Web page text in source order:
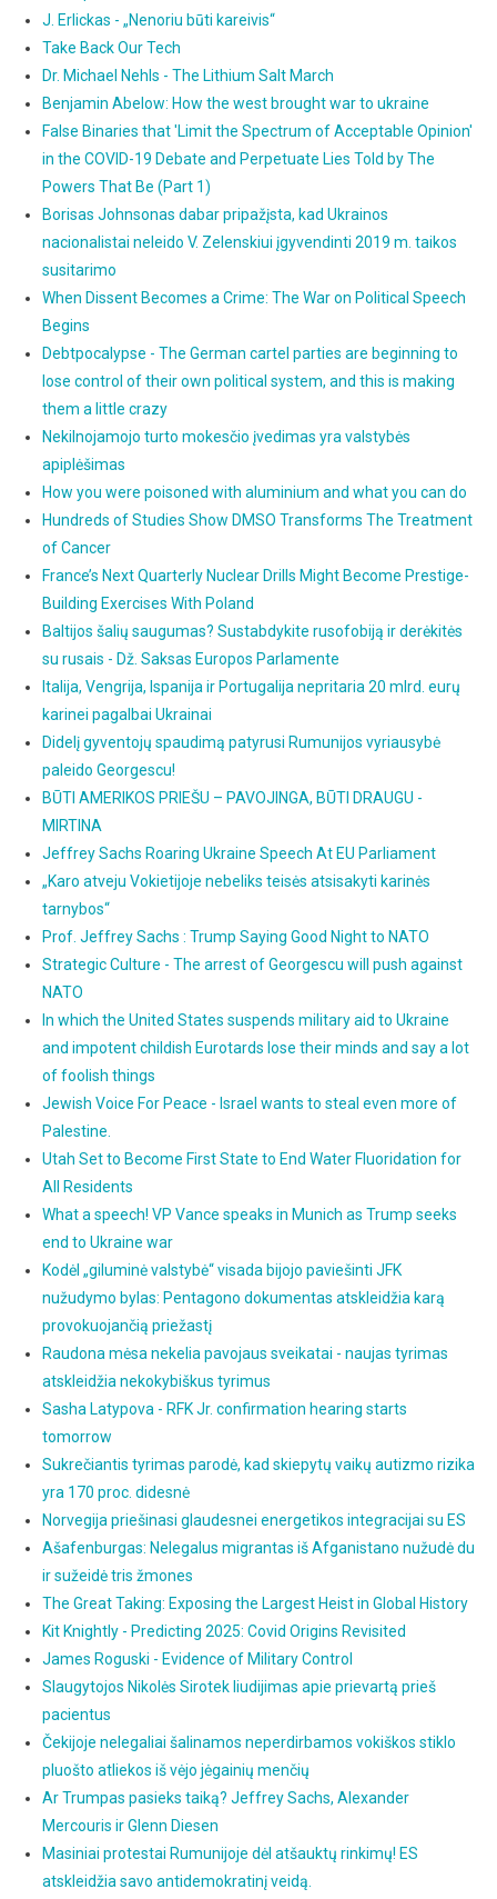
J. Erlickas - „Nenoriu būti kareivis“
Take Back Our Tech
Dr. Michael Nehls - The Lithium Salt March
Benjamin Abelow: How the west brought war to ukraine
False Binaries that 'Limit the Spectrum of Acceptable Opinion'
in the COVID-19 Debate and Perpetuate Lies Told by The
Powers That Be (Part 1)
Borisas Johnsonas dabar pripažįsta, kad Ukrainos
nacionalistai neleido V. Zelenskiui įgyvendinti 2019 m. taikos
susitarimo
When Dissent Becomes a Crime: The War on Political Speech
Begins
Debtpocalypse - The German cartel parties are beginning to
lose control of their own political system, and this is making
them a little crazy
Nekilnojamojo turto mokesčio įvedimas yra valstybės
apiplėšimas
How you were poisoned with aluminium and what you can do
Hundreds of Studies Show DMSO Transforms The Treatment
of Cancer
France’s Next Quarterly Nuclear Drills Might Become Prestige-
Building Exercises With Poland
Baltijos šalių saugumas? Sustabdykite rusofobiją ir derėkitės
su rusais - Dž. Saksas Europos Parlamente
Italija, Vengrija, Ispanija ir Portugalija nepritaria 20 mlrd. eurų
karinei pagalbai Ukrainai
Didelį gyventojų spaudimą patyrusi Rumunijos vyriausybė
paleido Georgescu!
BŪTI AMERIKOS PRIEŠU – PAVOJINGA, BŪTI DRAUGU -
MIRTINA
Jeffrey Sachs Roaring Ukraine Speech At EU Parliament
„Karo atveju Vokietijoje nebeliks teisės atsisakyti karinės
tarnybos“
Prof. Jeffrey Sachs : Trump Saying Good Night to NATO
Strategic Culture - The arrest of Georgescu will push against
NATO
In which the United States suspends military aid to Ukraine
and impotent childish Eurotards lose their minds and say a lot
of foolish things
Jewish Voice For Peace - Israel wants to steal even more of
Palestine.
Utah Set to Become First State to End Water Fluoridation for
All Residents
What a speech! VP Vance speaks in Munich as Trump seeks
end to Ukraine war
Kodėl „giluminė valstybė“ visada bijojo paviešinti JFK
nužudymo bylas: Pentagono dokumentas atskleidžia karą
provokuojančią priežastį
Raudona mėsa nekelia pavojaus sveikatai - naujas tyrimas
atskleidžia nekokybiškus tyrimus
Sasha Latypova - RFK Jr. confirmation hearing starts
tomorrow
Sukrečiantis tyrimas parodė, kad skiepytų vaikų autizmo rizika
yra 170 proc. didesnė
Norvegija priešinasi glaudesnei energetikos integracijai su ES
Ašafenburgas: Nelegalus migrantas iš Afganistano nužudė du
ir sužeidė tris žmones
The Great Taking: Exposing the Largest Heist in Global History
Kit Knightly - Predicting 2025: Covid Origins Revisited
James Roguski - Evidence of Military Control
Slaugytojos Nikolės Sirotek liudijimas apie prievartą prieš
pacientus
Čekijoje nelegaliai šalinamos neperdirbamos vokiškos stiklo
pluošto atliekos iš vėjo jėgainių menčių
Ar Trumpas pasieks taiką? Jeffrey Sachs, Alexander
Mercouris ir Glenn Diesen
Masiniai protestai Rumunijoje dėl atšauktų rinkimų! ES
atskleidžia savo antidemokratinį veidą.